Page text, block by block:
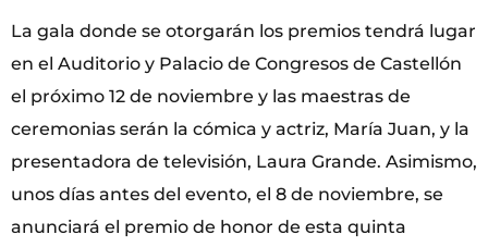
La gala donde se otorgarán los premios tendrá lugar
en el Auditorio y Palacio de Congresos de Castellón
el próximo 12 de noviembre y las maestras de
ceremonias serán la cómica y actriz, María Juan, y la
presentadora de televisión, Laura Grande. Asimismo,
unos días antes del evento, el 8 de noviembre, se
anunciará el premio de honor de esta quinta